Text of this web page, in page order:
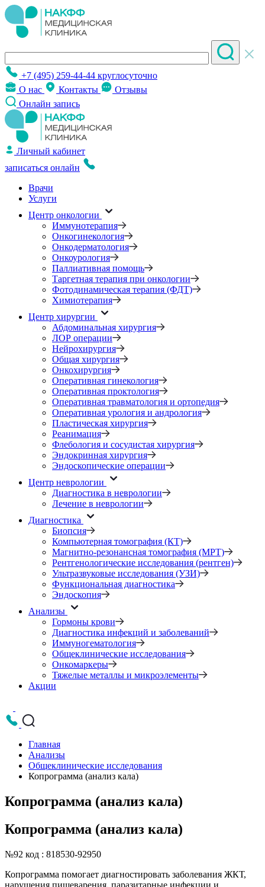
+7 (495) 259-44-44 круглосуточно
О нас
Контакты
Отзывы
Онлайн запись
Личный кабинет
записаться онлайн
Врачи
Услуги
Центр онкологии
Иммунотерапия
Онкогинекология
Онкодерматология
Онкоурология
Паллиативная помощь
Таргетная терапия при онкологии
Фотодинамическая терапия (ФДТ)
Химиотерапия
Центр хирургии
Абдоминальная хирургия
ЛОР операции
Нейрохирургия
Общая хирургия
Онкохирургия
Оперативная гинекология
Оперативная проктология
Оперативная травматология и ортопедия
Оперативная урология и андрология
Пластическая хирургия
Реанимация
Флебология и сосудистая хирургия
Эндокринная хирургия
Эндоскопические операции
Центр неврологии
Диагностика в неврологии
Лечение в неврологии
Диагностика
Биопсия
Компьютерная томография (КТ)
Магнитно-резонансная томография (МРТ)
Рентгенологические исследования (рентген)
Ультразвуковые исследования (УЗИ)
Функциональная диагностика
Эндоскопия
Анализы
Гормоны крови
Диагностика инфекций и заболеваний
Иммуногематология
Общеклинические исследования
Онкомаркеры
Тяжелые металлы и микроэлементы
Акции
Главная
Анализы
Общеклинические исследования
Копрограмма (анализ кала)
Копрограмма (анализ кала)
Копрограмма (анализ кала)
№92 код : 818530-92950
Копрограмма помогает диагностировать заболевания ЖКТ,
нарушения пищеварения, паразитарные инфекции и